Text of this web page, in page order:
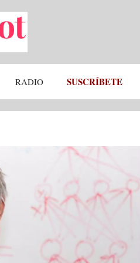
RADIO SUSCRÍBETE